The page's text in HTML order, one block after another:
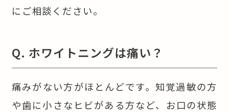
にご相談ください。
Q. ホワイトニングは痛い？
痛みがない方がほとんどです。知覚過敏の方
や歯に小さなヒビがある方など、お口の状態